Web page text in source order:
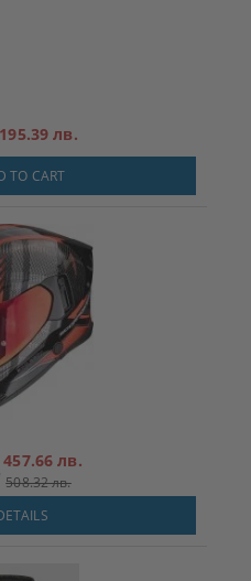
195.39 лв.
TO CART
457.66 лв.
508.32 лв.